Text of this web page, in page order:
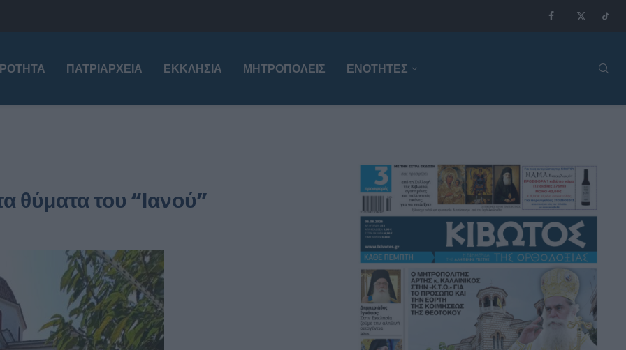
ΠΑΤΡΙΑΡΧΕΊΑ ΕΚΚΛΗΣΊΑ ΜΗΤΡΟΠΌΛΕΙΣ ΕΝΟΤΗΤΕΣ
θύματα του “Ιανού”